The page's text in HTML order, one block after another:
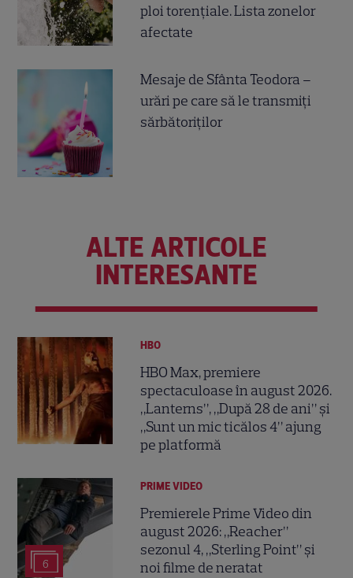
ploi torențiale. Lista zonelor
afectate
Mesaje de Sfânta Teodora –
urări pe care să le transmiți
sărbătoriților
ALTE ARTICOLE
INTERESANTE
HBO
HBO Max, premiere
spectaculoase în august 2026.
„Lanterns”, „După 28 de ani” și
„Sunt un mic ticălos 4” ajung
pe platformă
6
PRIME VIDEO
Premierele Prime Video din
august 2026: „Reacher”
sezonul 4, „Sterling Point” și
noi filme de neratat